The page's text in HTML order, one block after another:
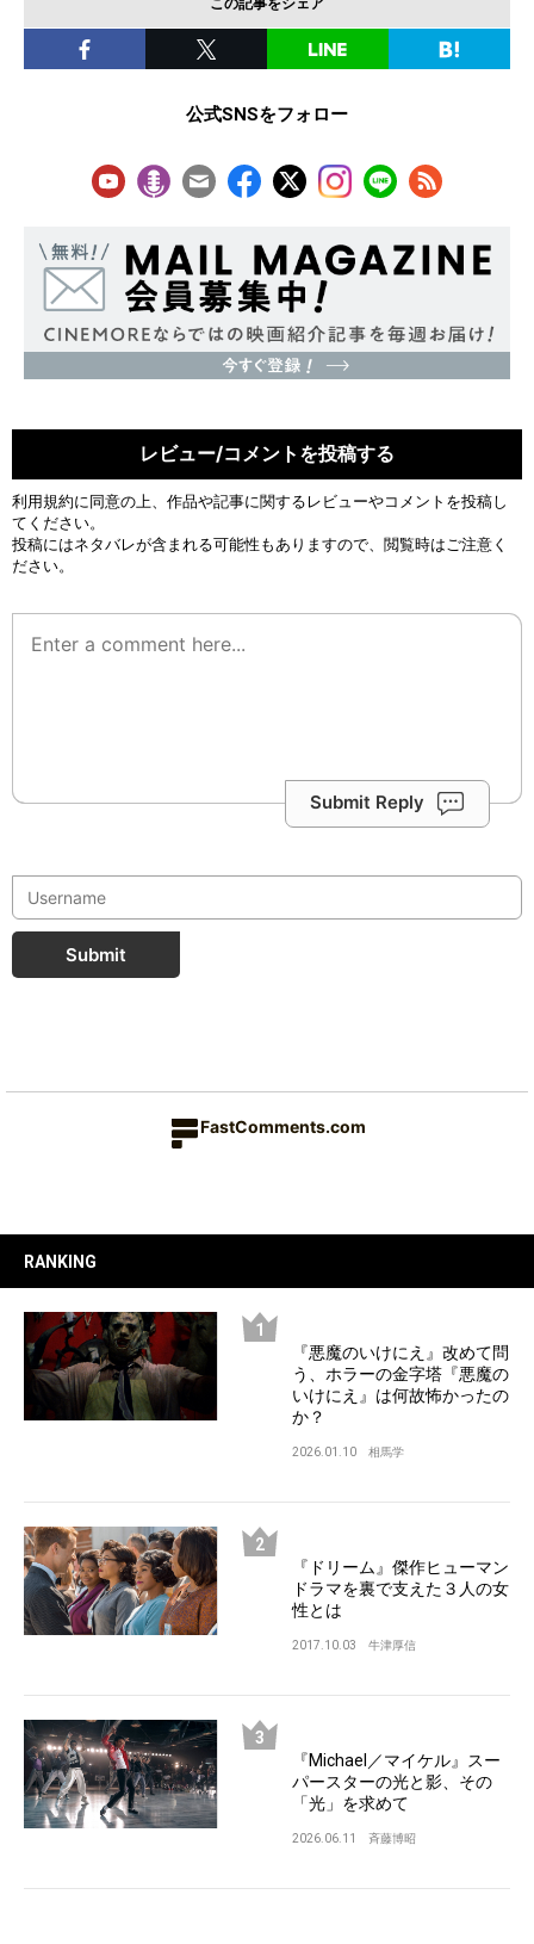
この記事をシェア
公式SNSをフォロー
レビュー/コメントを投稿する
利用規約に同意の上、作品や記事に関するレビューやコメントを投稿し
てください。
投稿にはネタバレが含まれる可能性もありますので、閲覧時はご注意く
ださい。
Submit Reply
Submit
FastComments.com
RANKING
『悪魔のいけにえ』改めて問
う、ホラーの金字塔『悪魔の
いけにえ』は何故怖かったの
か？
2026.01.10 相馬学
『ドリーム』傑作ヒューマン
ドラマを裏で支えた３人の女
性とは
2017.10.03 牛津厚信
『Michael／マイケル』スー
パースターの光と影、その
「光」を求めて
2026.06.11 斉藤博昭